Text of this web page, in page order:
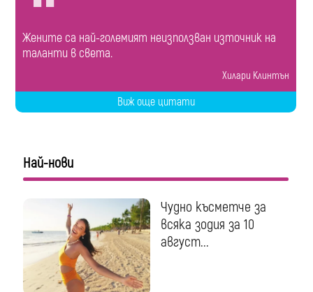
Жените са най-големият неизползван източник на
таланти в света.
Хилари Клинтън
Виж още цитати
Най-нови
Чудно късметче за
всяка зодия за 10
август...